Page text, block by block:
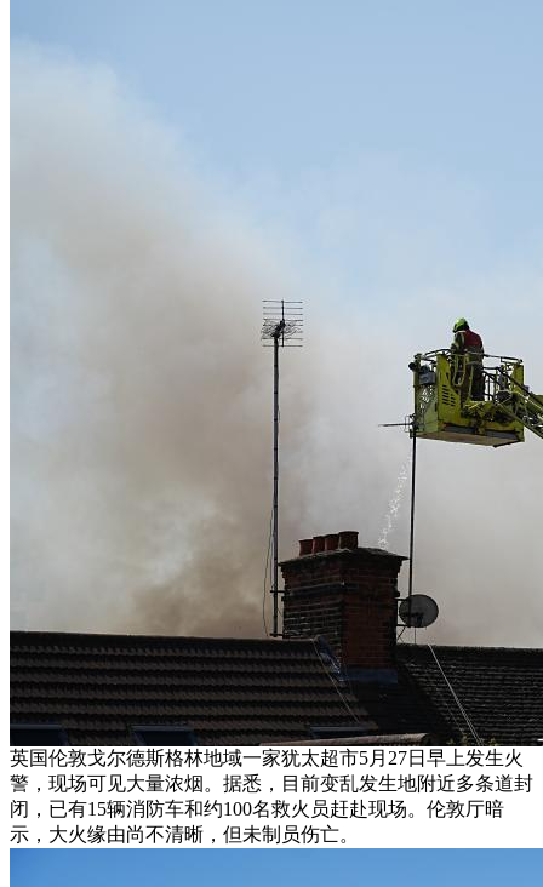
英国伦敦戈尔德斯格林地域一家犹太超市5月27日早上发生火
警，现场可见大量浓烟。据悉，目前变乱发生地附近多条道封
闭，已有15辆消防车和约100名救火员赶赴现场。伦敦厅暗
示，大火缘由尚不清晰，但未制员伤亡。